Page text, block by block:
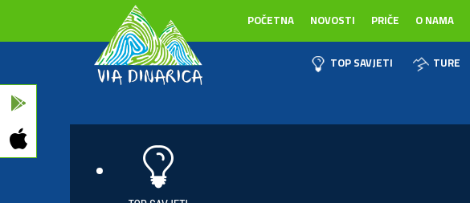
POČETNA NOVOSTI PRIČE O NAMA
TOP SAVJETI TURE